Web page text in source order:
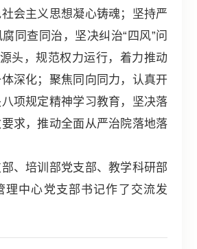
会主义思想凝心铸魂；坚持严
同查同治，坚决纠治“四风”问
头，规范权力运行，着力推动
深化；聚焦同向同力，认真开
项规定精神学习教育，坚决落
求，推动全面从严治院落地落
培训部党支部、教学科研部
理中心党支部书记作了交流发